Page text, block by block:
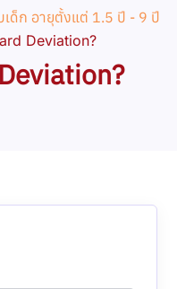
เด็ก อายุตั้งแต่ 1.5 ปี - 9 ปี
Deviation?